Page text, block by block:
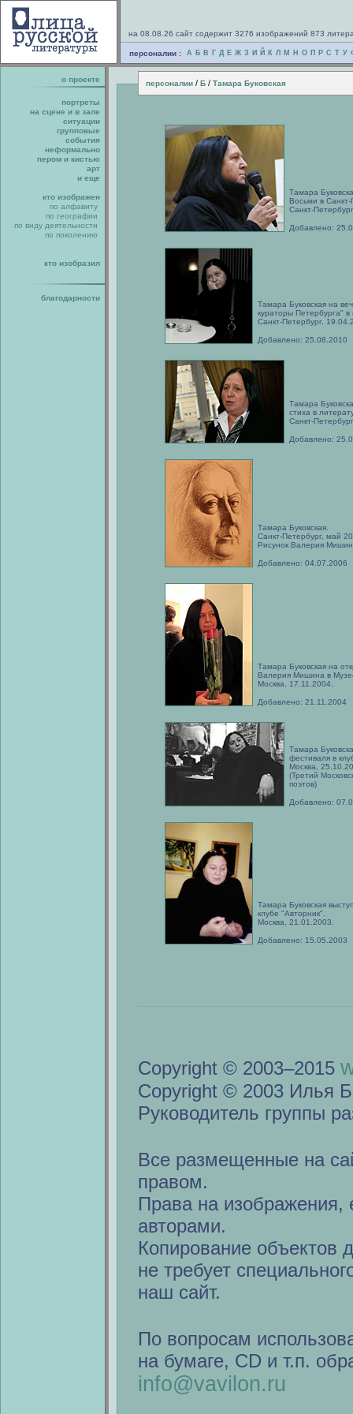
на 08.08.26 сайт содержит 3276 изображений 873
персоналии : А Б В Г Д Е Ж З И Й К Л М Н О П Р С Т У
о проекте персоналии / Б / Тамара Буковская
портреты
на сцене и в зале
ситуации
групповые
события
неформально
пером и кистью
арт
и еще
кто изображен
по алфавиту
по географии
по виду деятельности
по поколению
кто изобразил
благодарности
Тамара
Восьми в
Санкт-
Добавлено:
Тамара Буковская на
кураторы Петербурга"
Санкт-Петербург,
Добавлено: 25.08.2010
Тамара
стиха в
Санкт-
Добавлено:
Тамара Буковская.
Санкт-Петербург, май
Рисунок Валерия
Добавлено: 04.07.2006
Тамара Буковская на
Валерия Мишина в
Москва, 17.11.2004.
Добавлено: 21.11.2004
Тамара
фестиваля в
Москва,
(Третий
поэтов)
Добавлено:
Тамара Буковская
клубе "Авторник".
Москва, 21.01.2003.
Добавлено: 15.05.2003
Copyright © 2003–2015
Copyright © 2003 Илья
Руководитель группы
Все размещенные на
правом.
Права на изображения,
авторами.
Копирование объектов
не требует
наш сайт.
По вопросам
на бумаге, CD и т.п.
info@vavilon.ru